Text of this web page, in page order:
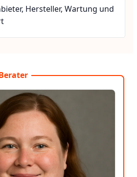
Hersteller, Wartung und